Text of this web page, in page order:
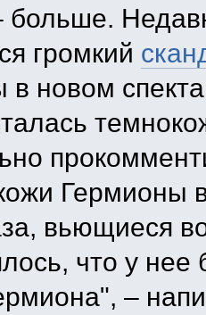
громкий
в новом
Гермионы
вьющиеся
что у
–